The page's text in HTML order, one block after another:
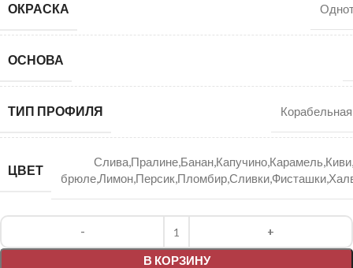
ОКРАСКА
ОСНОВА
ТИП ПРОФИЛЯ
ЦВЕТ
В КОРЗИНУ
Alternative: